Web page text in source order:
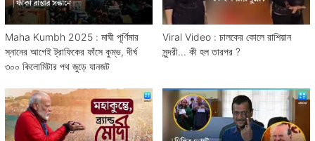
Maha Kumbh 2025 : মাঘী পূর্ণিমার
স্নানের আগেই ট্রাফিকের ফাঁসে কুম্ভ, দীর্ঘ
৩০০ কিলোমিটার পথ জুড়ে যানজট
Viral Video : চালকের কোলে রাশিয়ান
সুন্দরী... কী হল তারপর ?